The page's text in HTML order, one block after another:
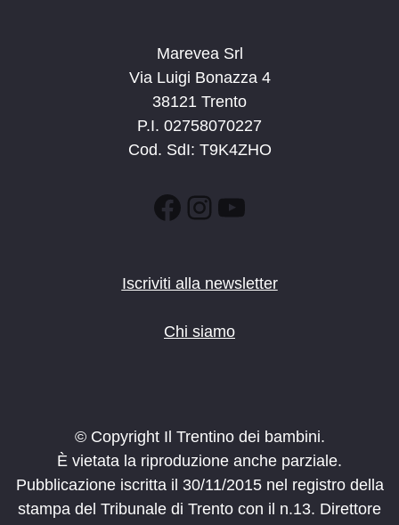
Marevea Srl
Via Luigi Bonazza 4
38121 Trento
P.I. 02758070227
Cod. SdI: T9K4ZHO
Facebook
Instagram
YouTube
Iscriviti alla newsletter
Chi siamo
© Copyright Il Trentino dei bambini.
È vietata la riproduzione anche parziale.
Pubblicazione iscritta il 30/11/2015 nel registro della
stampa del Tribunale di Trento con il n.13. Direttore